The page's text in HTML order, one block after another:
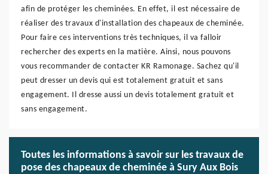
afin de protéger les cheminées. En effet, il est nécessaire de
réaliser des travaux d'installation des chapeaux de cheminée.
Pour faire ces interventions très techniques, il va falloir
rechercher des experts en la matière. Ainsi, nous pouvons
vous recommander de contacter KR Ramonage. Sachez qu'il
peut dresser un devis qui est totalement gratuit et sans
engagement. Il dresse aussi un devis totalement gratuit et
sans engagement.
Toutes les informations à savoir sur les travaux de
pose des chapeaux de cheminée à Sury Aux Bois